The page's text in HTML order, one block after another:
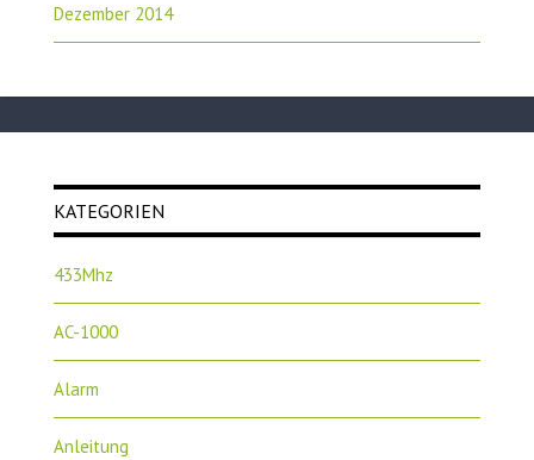
Dezember 2014
KATEGORIEN
433Mhz
AC-1000
Alarm
Anleitung